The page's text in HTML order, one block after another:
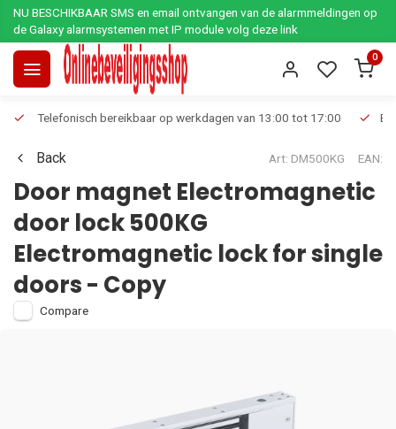
NU BESCHIKBAAR SMS en email ontvangen van de alarmmeldingen op
de Galaxy alarmsystemen met IP module volg deze link
0
Telefonisch bereikbaar op werkdagen van 13:00 tot 17:00
Back Art: DM500KG EAN:
Door magnet Electromagnetic
door lock 500KG
Electromagnetic lock for single
doors - Copy
Compare